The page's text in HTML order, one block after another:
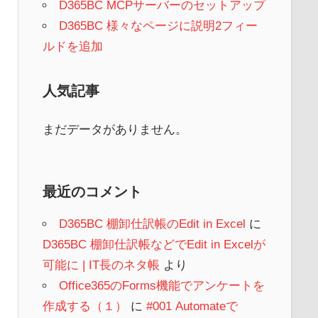
D365BC MCPサーバーのセットアップ
D365BC 様々なページに説明2フィー
ルドを追加
人気記事
まだデータがありません。
最近のコメント
D365BC 棚卸仕訳帳のEdit in Excel に
D365BC 棚卸仕訳帳などでEdit in Excelが
可能に | IT長のネタ帳 より
Office365のForms機能でアンケートを
作成する（１）
に #001 Automateで